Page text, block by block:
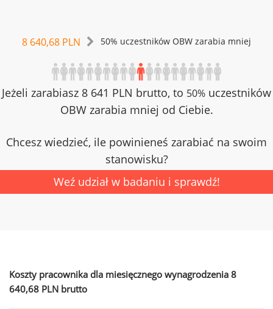
8 640,68 PLN 50% uczestników OBW zarabia mniej
Jeżeli zarabiasz 8 641 PLN brutto, to 50% uczestników
OBW zarabia mniej od Ciebie.
Chcesz wiedzieć, ile powinieneś zarabiać na swoim
stanowisku?
Weź udział w badaniu i sprawdź!
Koszty pracownika dla miesięcznego wynagrodzenia 8
640,68 PLN brutto